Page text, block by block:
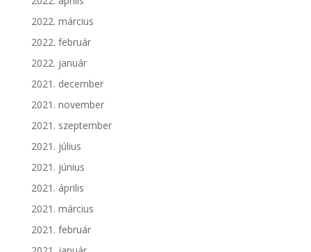
2022. március
2022. február
2022. január
2021. december
2021. november
2021. szeptember
2021. július
2021. június
2021. április
2021. március
2021. február